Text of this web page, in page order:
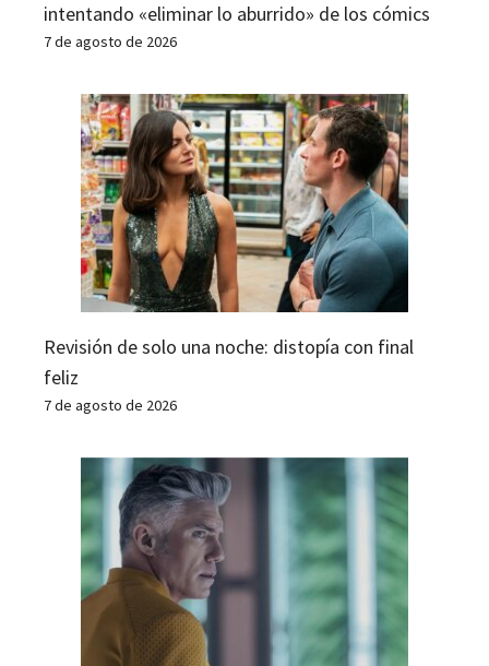
intentando «eliminar lo aburrido» de los cómics
7 de agosto de 2026
Revisión de solo una noche: distopía con final
feliz
7 de agosto de 2026